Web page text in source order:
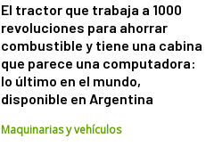
El tractor que trabaja a 1000
revoluciones para ahorrar
combustible y tiene una cabina
que parece una computadora:
lo último en el mundo,
disponible en Argentina
Maquinarias y vehículos